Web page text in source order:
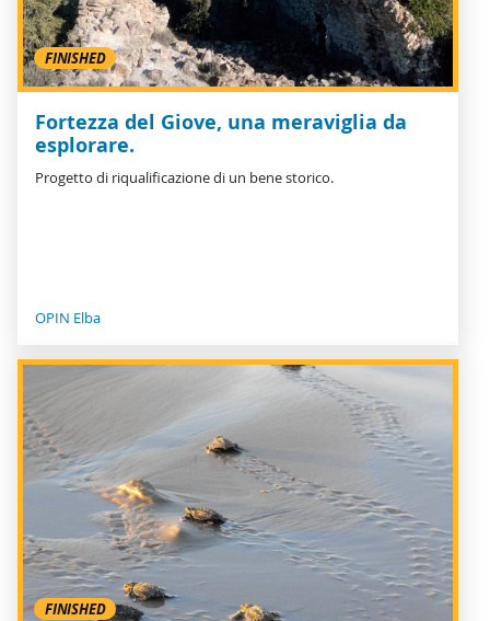
FINISHED
Fortezza del Giove, una meraviglia da
esplorare.
Progetto di riqualificazione di un bene storico.
OPIN Elba
FINISHED